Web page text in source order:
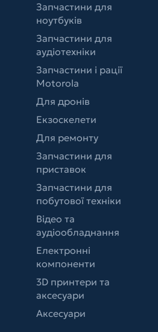
Запчастини для
ноутбуків
Запчастини для
аудіотехніки
Запчастини і рації
Motorola
Для дронів
Екзоскелети
Для ремонту
Запчастини для
приставок
Запчастини для
побутової техніки
Відео та
аудіообладнання
Електронні
компоненти
3D принтери та
аксесуари
Аксесуари